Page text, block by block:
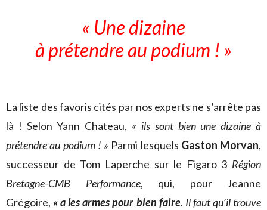
« Une dizaine
à prétendre au podium ! »
La liste des favoris cités par nos experts ne s’arrête pas
là ! Selon Yann Chateau, « ils sont bien une dizaine à
prétendre au podium ! » Parmi lesquels Gaston Morvan,
successeur de Tom Laperche sur le Figaro 3 Région
Bretagne-CMB Performance, qui, pour Jeanne
Grégoire, « a les armes pour bien faire. Il faut qu’il trouve